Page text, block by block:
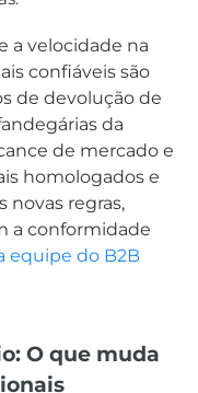
a velocidade na
confiáveis são
de devolução de
da
de mercado e
homologados e
novas regras,
a conformidade
equipe do B2B
O que muda